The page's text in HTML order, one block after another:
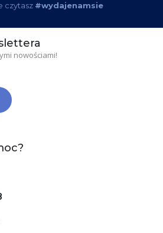
czytasz #wydajenamsie
nowościami!